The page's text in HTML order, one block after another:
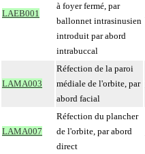
LAEB001
à foyer fermé, par
ballonnet intrasinusien
introduit par abord
intrabuccal
LAMA003
Réfection de la paroi
médiale de l'orbite, par
abord facial
LAMA007
Réfection du plancher
de l'orbite, par abord
direct